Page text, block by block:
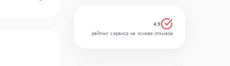
4.9
рейтинг сервиса на основе отзывов